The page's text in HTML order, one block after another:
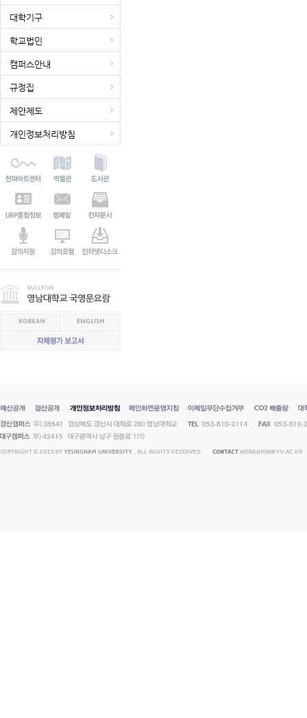
대학기구
학교법인
캠퍼스안내
규정집
제안제도
개인정보처리방침